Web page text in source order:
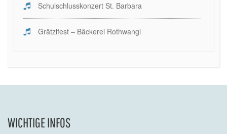
Schulschlusskonzert St. Barbara
Grätzlfest – Bäckerei Rothwangl
WICHTIGE INFOS